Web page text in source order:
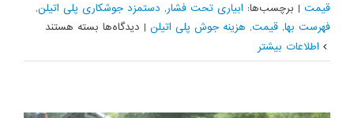
قیمت | برچسب‌ها: ابیاری تحت فشار, دستمزد جوشکاری پلی اتیلن,
فهرست بها, قیمت, هزینه جوش پلی اتیلن | دیدگاه‌ها برای
بهای
بسته هستند
اطلاعات بیشتر